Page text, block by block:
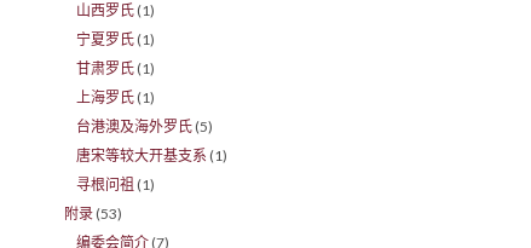
山西罗氏 (1)
宁夏罗氏 (1)
甘肃罗氏 (1)
上海罗氏 (1)
台港澳及海外罗氏 (5)
唐宋等较大开基支系 (1)
寻根问祖 (1)
附录 (53)
编委会简介 (7)